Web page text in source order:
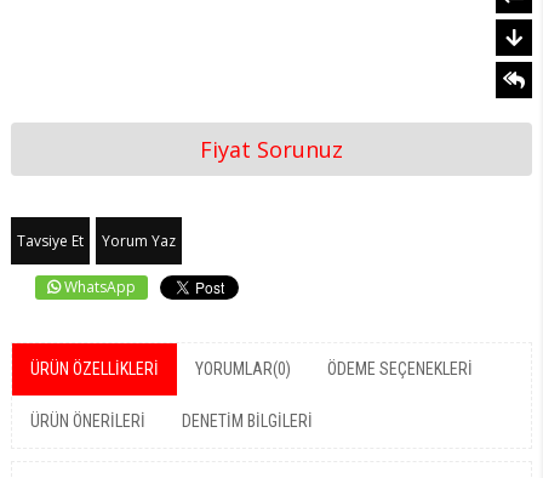
Fiyat Sorunuz
Tavsiye Et Yorum Yaz
WhatsApp
ÜRÜN ÖZELLIKLERI YORUMLAR(0) ÖDEME SEÇENEKLERI
ÜRÜN ÖNERILERI DENETIM BILGILERI